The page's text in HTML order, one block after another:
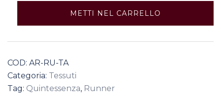
METTI NEL CARRELLO
COD: AR-RU-TA
Categoria: Tessuti
Tag: Quintessenza, Runner